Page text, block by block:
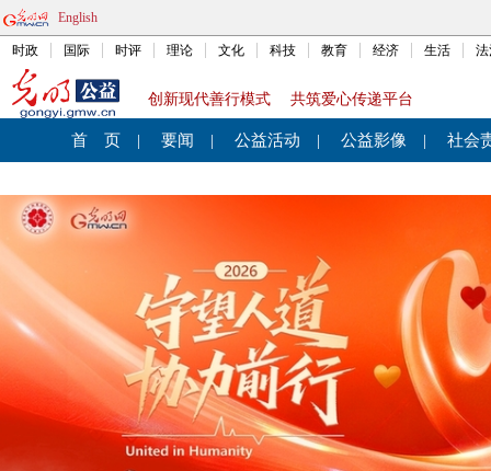
English
时政 国际 时评 理论 文化 科技 教育 经济 生活
创新现代善行模式 共筑爱心传递平台
首 页 | 要闻 | 公益活动 | 公益影像 | 社会